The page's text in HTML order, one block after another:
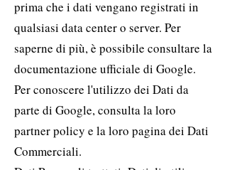
prima che i dati vengano registrati in
qualsiasi data center o server. Per
saperne di più, è possibile consultare la
documentazione ufficiale di Google.
Per conoscere l'utilizzo dei Dati da
parte di Google, consulta la loro
partner policy e la loro pagina dei Dati
Commerciali.